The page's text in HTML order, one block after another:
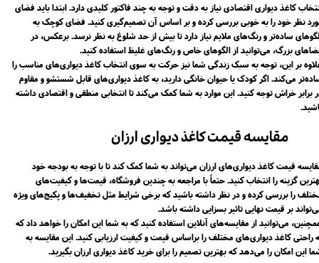
کاغذ دیواری اقتصادی نیاز به دقت و توجه به چند فاکتور کلیدی دارد. ابتدا باید فضای
نظر خود را به خوبی بررسی کرده و بر اساس آن تصمیم‌گیری کنید. فضای کوچک به
ساده‌تر و رنگ‌های ملایم نیاز دارد تا بیش از حد شلوغ به نظر نرسد. برعکس، در
بزرگ، می‌توانید از الگوهای خاص و رنگ‌های غلیظ استفاده کنید.
بر این، توجه به سبک زندگی شما نیز حرکت به سوی انتخاب کاغذ دیواری‌های مناسب را
می‌کند. اگر کودک یا حیوان خانگی دارید، به کاغذ دیواری‌های قابل شستشو و مقاوم
برابر خراش توجه کنید. این موارد به شما کمک می‌کند تا انتخابی منطقی و اقتصادی داشته
مقایسه قیمت کاغذ دیواری ارزان
قیمت کاغذ دیواری‌های ارزان می‌تواند به شما کمک کند تا با توجه به بودجه خود
گزینه را انتخاب کنید. حتماً با مراجعه به چندین فروشگاه، قیمت‌ها و کیفیت‌های
را بررسی کرده و در نظر داشته باشید که برخی شرایط مثل تخفیف‌ها و پکیج‌های ویژه
بر قیمت نهایی تاثیر بسزایی داشته باشد.
می‌توانید از مقایسه‌های آنلاین استفاده کنید که به شما این امکان را خواهد داد که
راحتی کاغذ دیواری‌های مختلف را براساس قیمت و کیفیت ارزیابی کنید. این مقایسه به
این امکان را می‌دهد که بهترین تصمیم را برای خرید کاغذ دیواری ارزان بگیرید.​​​​​​​